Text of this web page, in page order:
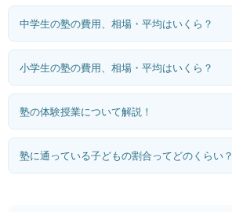
中学生の塾の費用、相場・平均はいくら？
小学生の塾の費用、相場・平均はいくら？
塾の体験授業について解説！
塾に通っている子どもの割合ってどのくらい？